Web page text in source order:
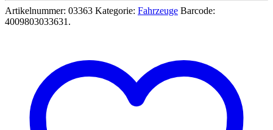
"Möbelwagen"
3,7
Modell
Bausatz
1:72
Artikelnummer: 03363 Kategorie: Fahrzeuge Barcode:
4009803033631 .